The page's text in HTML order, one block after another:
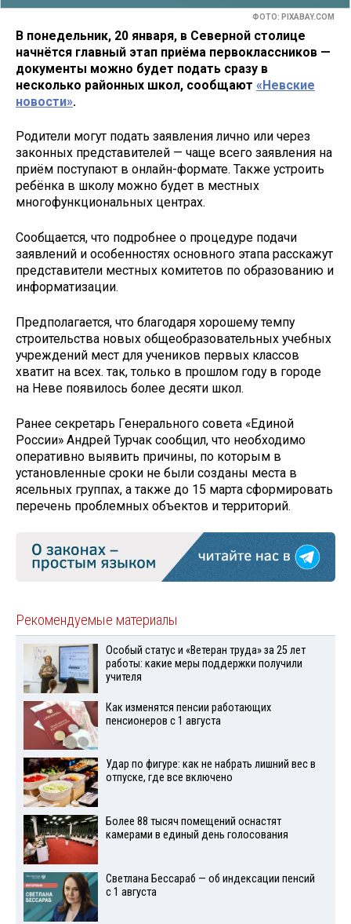
ФОТО: PIXABAY.COM
В понедельник, 20 января, в Северной столице
начнётся главный этап приёма первоклассников —
документы можно будет подать сразу в
несколько районных школ, сообщают «Невские
новости».
Родители могут подать заявления лично или через
законных представителей — чаще всего заявления на
приём поступают в онлайн-формате. Также устроить
ребёнка в школу можно будет в местных
многофункциональных центрах.
Сообщается, что подробнее о процедуре подачи
заявлений и особенностях основного этапа расскажут
представители местных комитетов по образованию и
информатизации.
Предполагается, что благодаря хорошему темпу
строительства новых общеобразовательных учебных
учреждений мест для учеников первых классов
хватит на всех. так, только в прошлом году в городе
на Неве появилось более десяти школ.
Ранее секретарь Генерального совета «Единой
России» Андрей Турчак сообщил, что необходимо
оперативно выявить причины, по которым в
установленные сроки не были созданы места в
ясельных группах, а также до 15 марта сформировать
перечень проблемных объектов и территорий.
Рекомендуемые материалы
Особый статус и «Ветеран труда» за 25 лет
работы: какие меры поддержки получили
учителя
Как изменятся пенсии работающих
пенсионеров с 1 августа
Удар по фигуре: как не набрать лишний вес в
отпуске, где все включено
Более 88 тысяч помещений оснастят
камерами в единый день голосования
Светлана Бессараб — об индексации пенсий
с 1 августа